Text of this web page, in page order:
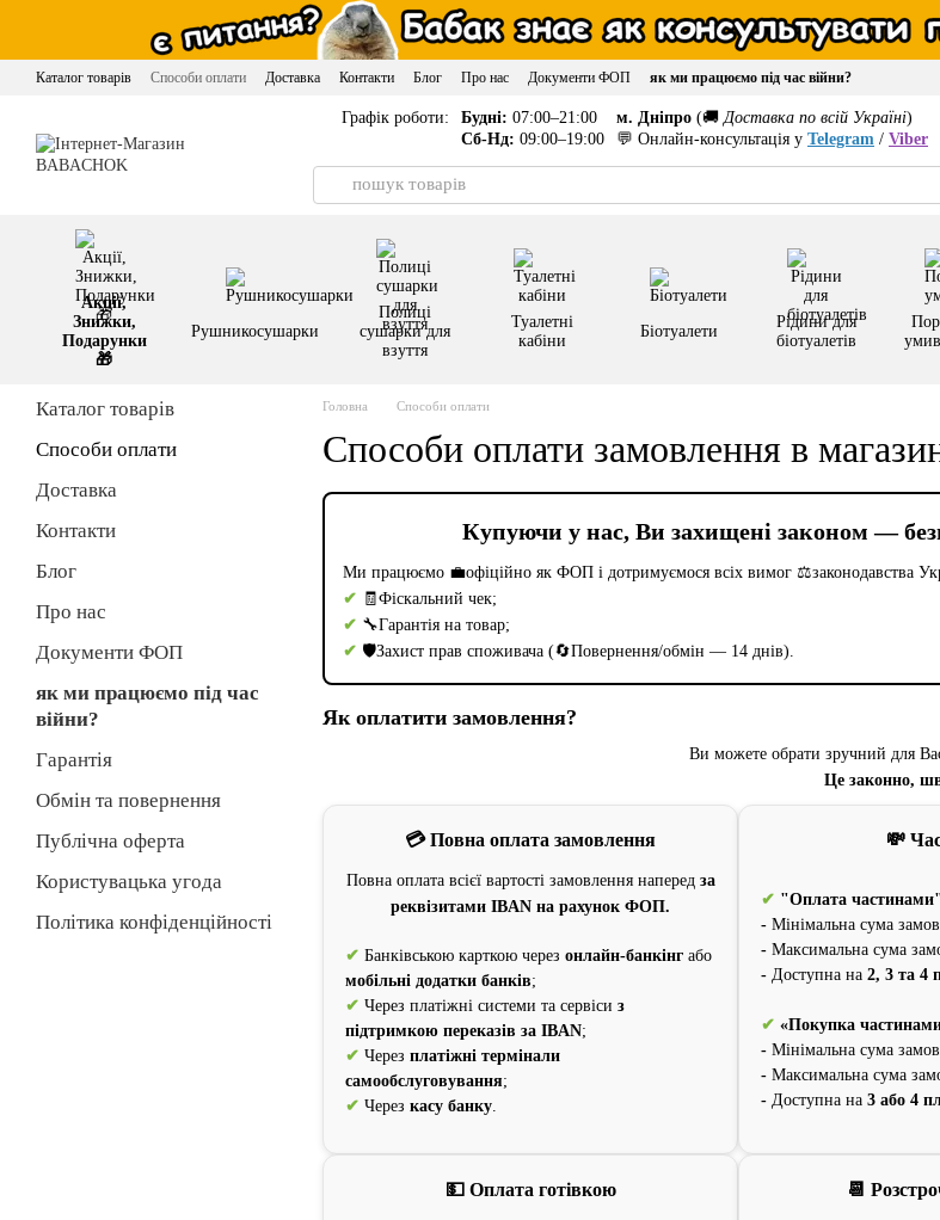
Перейти до основного контенту
Каталог товарів Способи оплати Доставка Контакти Блог Про нас Документи ФОП як ми працюємо під час війни?
Графік роботи: Будні: 07:00–21:00
Сб-Нд: 09:00–19:00
м. Дніпро (🚚 Доставка по всій Україні)
💬 Онлайн-консультація у Telegram / Viber
Акції,
Знижки,
Подарунки
🎁
Рушникосушарки
Полиці
сушарки для
взуття
Туалетні
кабіни
Біотуалети
Рідини для
біотуалетів
Головна Способи оплати
Способи оплати замовлення в
Купуючи у нас, Ви захищені законом —
Ми працюємо 💼офіційно як ФОП і дотримуємося всіх вимог ⚖️законодавства
✔ 🧾Фіскальний чек;
✔ 🔧Гарантія на товар;
✔ 🛡️Захист прав споживача (🔄Повернення/обмін — 14 днів).
Як оплатити замовлення?
Ви можете обрати зручний для
Це законно,
💳 Повна оплата замовлення
Повна оплата всієї вартості замовлення наперед за
реквізитами IBAN на рахунок ФОП.
✔ Банківською карткою через онлайн-банкінг або
мобільні додатки банків;
✔ Через платіжні системи та сервіси з
підтримкою переказів за IBAN;
✔ Через платіжні термінали
самообслуговування;
✔ Через касу банку.
💸
✔ "Оплата
- Мінімальна сума
- Максимальна сума
- Доступна на 2, 3 та 4
✔ «Покупка
- Мінімальна сума
- Максимальна сума
- Доступна на 3 або 4
💵 Оплата готівкою 📆
Каталог товарів
Способи оплати
Доставка
Контакти
Блог
Про нас
Документи ФОП
як ми працюємо під час
війни?
Гарантія
Обмін та повернення
Публічна оферта
Користувацька угода
Політика конфіденційності